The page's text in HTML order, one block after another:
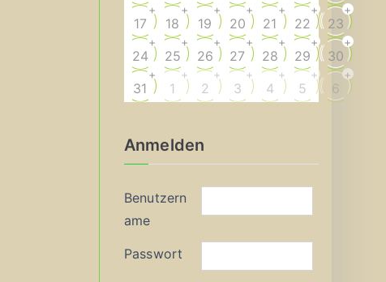
17
+
18
+
19
+
20
+
21
+
22
+
23
+
24
+
25
+
26
+
27
+
28
+
29
+
30
+
31
+
1
+
2
+
3
+
4
+
5
+
6
+
Anmelden
Benutzern
ame
Passwort